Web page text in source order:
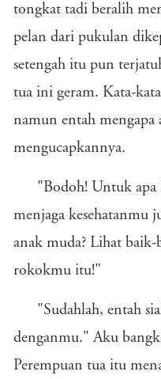
tongkat tadi beralih
pelan dari pukulan
setengah itu pun
tua ini geram. Kata-
namun entah mengapa
mengucapkannya.
"Bodoh! Untuk apa
menjaga kesehatanmu
anak muda? Lihat
rokokmu itu!"
"Sudahlah, entah
denganmu." Aku
Perempuan tua itu